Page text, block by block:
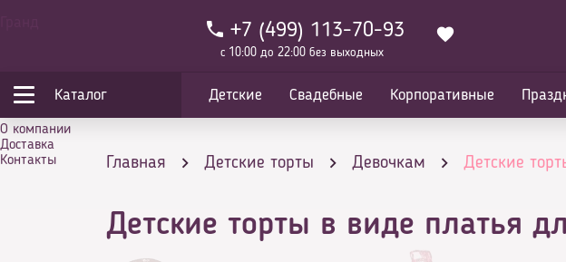
+7 (499) 113-70-93
с 10:00 до 22:00 без выходных
Каталог Детские Свадебные Корпоративные
О компании
Доставка
Контакты
Главная Детские торты Девочкам Детские
Детские торты в виде платья